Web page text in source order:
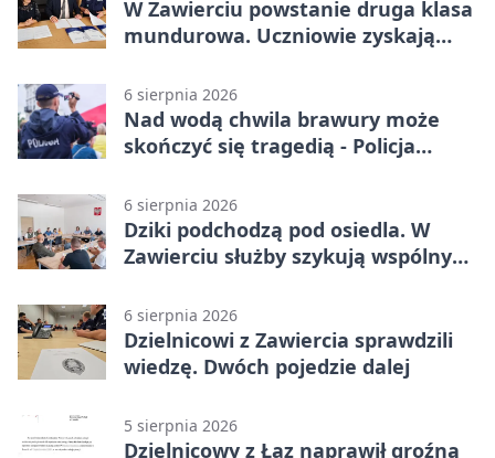
W Zawierciu powstanie druga klasa
mundurowa. Uczniowie zyskają
6 sierpnia 2026
Nad wodą chwila brawury może
skończyć się tragedią - Policja
6 sierpnia 2026
Dziki podchodzą pod osiedla. W
Zawierciu służby szykują wspólny
6 sierpnia 2026
Dzielnicowi z Zawiercia sprawdzili
wiedzę. Dwóch pojedzie dalej
5 sierpnia 2026
Dzielnicowy z Łaz naprawił groźną